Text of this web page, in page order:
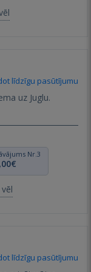
līdzīgu pasūtījumu
uz Juglu.
Nr.3
līdzīgu pasūtījumu